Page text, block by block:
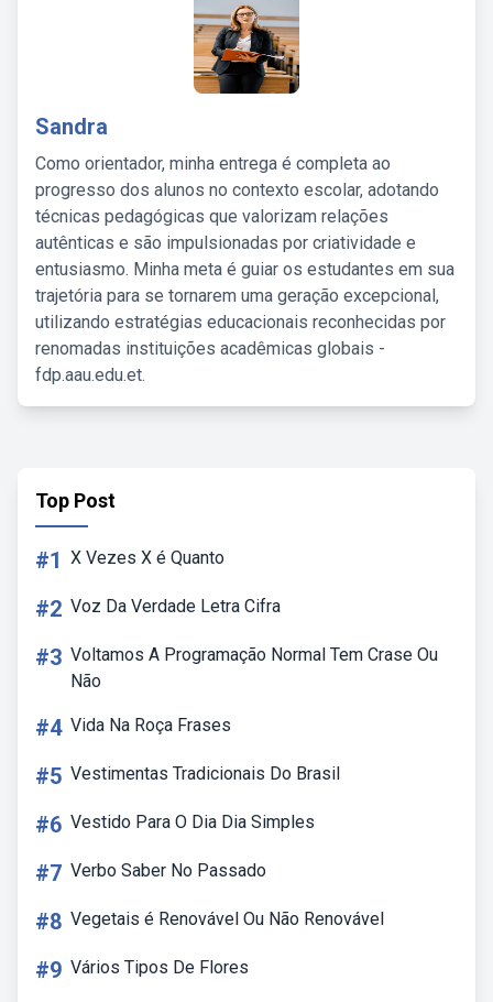
Sandra
Como orientador, minha entrega é completa ao
progresso dos alunos no contexto escolar, adotando
técnicas pedagógicas que valorizam relações
autênticas e são impulsionadas por criatividade e
entusiasmo. Minha meta é guiar os estudantes em sua
trajetória para se tornarem uma geração excepcional,
utilizando estratégias educacionais reconhecidas por
renomadas instituições acadêmicas globais -
fdp.aau.edu.et.
Top Post
#1 X Vezes X é Quanto
#2 Voz Da Verdade Letra Cifra
#3 Voltamos A Programação Normal Tem Crase Ou
Não
#4 Vida Na Roça Frases
#5 Vestimentas Tradicionais Do Brasil
#6 Vestido Para O Dia Dia Simples
#7 Verbo Saber No Passado
#8 Vegetais é Renovável Ou Não Renovável
#9 Vários Tipos De Flores